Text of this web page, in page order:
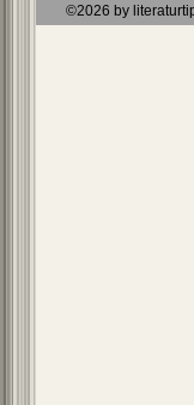
©2026 by